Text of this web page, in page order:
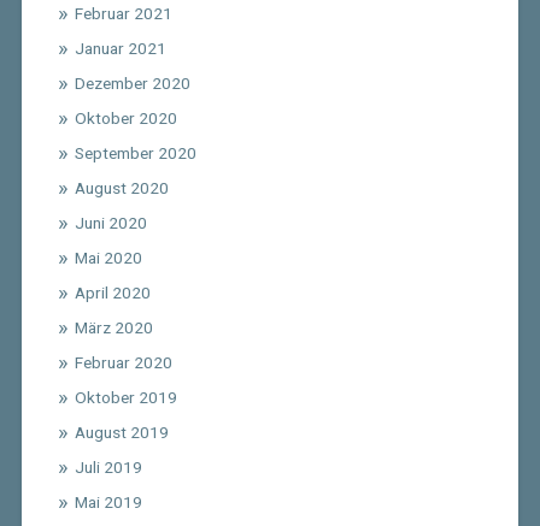
Februar 2021
Januar 2021
Dezember 2020
Oktober 2020
September 2020
August 2020
Juni 2020
Mai 2020
April 2020
März 2020
Februar 2020
Oktober 2019
August 2019
Juli 2019
Mai 2019